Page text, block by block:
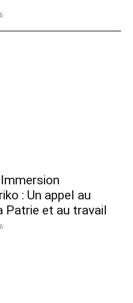
: Un appel au
Patrie et au travail